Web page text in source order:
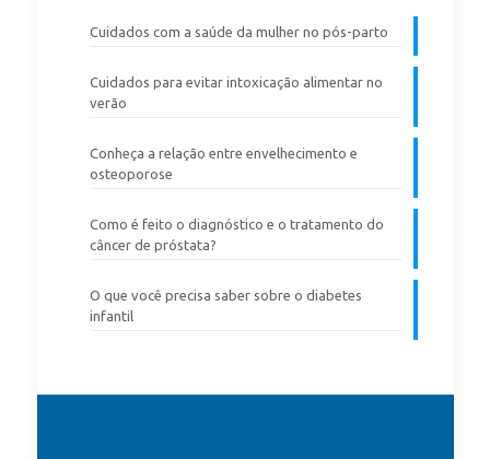
Cuidados com a saúde da mulher no pós-parto
Cuidados para evitar intoxicação alimentar no
verão
Conheça a relação entre envelhecimento e
osteoporose
Como é feito o diagnóstico e o tratamento do
câncer de próstata?
O que você precisa saber sobre o diabetes
infantil